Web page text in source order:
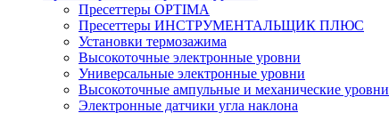
Пресеттеры OPTIMA
Пресеттеры ИНСТРУМЕНТАЛЬЩИК ПЛЮС
Установки термозажима
Высокоточные электронные уровни
Универсальные электронные уровни
Высокоточные ампульные и механические уровни
Электронные датчики угла наклона